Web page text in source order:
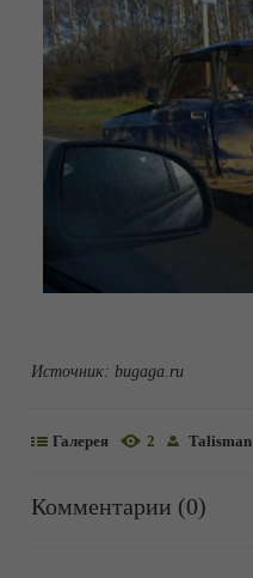
Источник: bugaga.ru
Галерея 2 Talisman
Комментарии (0)